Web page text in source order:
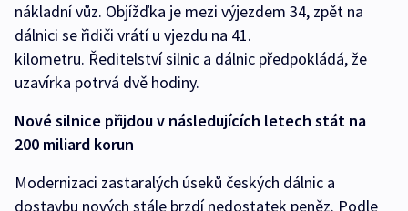
nákladní vůz. Objížďka je mezi výjezdem 34, zpět na
dálnici se řidiči vrátí u vjezdu na 41.
kilometru. Ředitelství silnic a dálnic předpokládá, že
uzavírka potrvá dvě hodiny.
Nové silnice přijdou v následujících letech stát na
200 miliard korun
Modernizaci zastaralých úseků českých dálnic a
dostavbu nových stále brzdí nedostatek peněz. Podle